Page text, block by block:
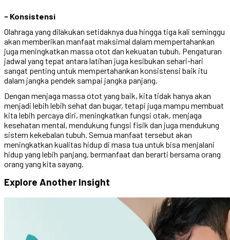
- Konsistensi
Olahraga yang dilakukan setidaknya dua hingga tiga kali seminggu
akan memberikan manfaat maksimal dalam mempertahankan
juga meningkatkan massa otot dan kekuatan tubuh. Pengaturan
jadwal yang tepat antara latihan juga kesibukan sehari-hari
sangat penting untuk mempertahankan konsistensi baik itu
dalam jangka pendek sampai jangka panjang.
Dengan menjaga massa otot yang baik, kita tidak hanya akan
menjadi lebih lebih sehat dan bugar, tetapi juga mampu membuat
kita lebih percaya diri, meningkatkan fungsi otak, menjaga
kesehatan mental, mendukung fungsi fisik dan juga mendukung
sistem kekebalan tubuh. Semua manfaat tersebut akan
meningkatkan kualitas hidup di masa tua untuk bisa menjalani
hidup yang lebih panjang, bermanfaat dan berarti bersama orang
orang yang kita sayang.
Explore Another Insight